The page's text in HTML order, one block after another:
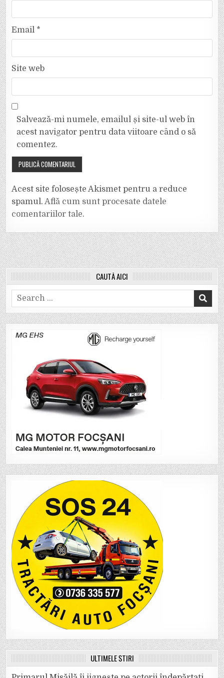
Email *
Site web
Salvează-mi numele, emailul și site-ul web în
acest navigator pentru data viitoare când o să
comentez.
Acest site folosește Akismet pentru a reduce
spamul.Află cum sunt procesate datele
comentariilor tale.
CAUTĂ AICI
Search
for:
ULTIMELE ȘTIRI